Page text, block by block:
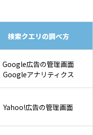
検索クエリの調べ方
Google広告の管理画面
Googleアナリティクス
Yahoo!広告の管理画面